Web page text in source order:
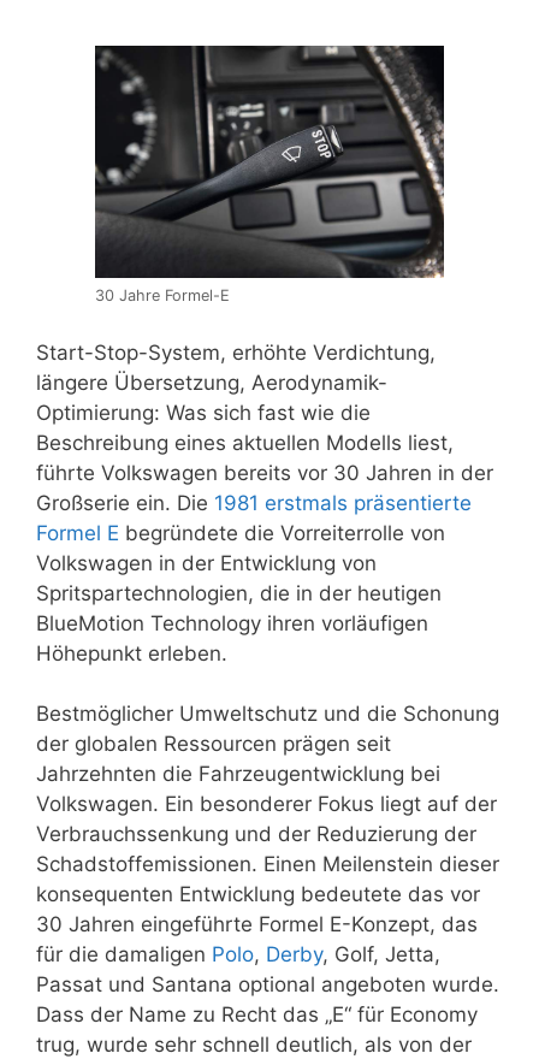
30 Jahre Formel-E
Start-Stop-System, erhöhte Verdichtung,
längere Übersetzung, Aerodynamik-
Optimierung: Was sich fast wie die
Beschreibung eines aktuellen Modells liest,
führte Volkswagen bereits vor 30 Jahren in der
Großserie ein. Die 1981 erstmals präsentierte
Formel E begründete die Vorreiterrolle von
Volkswagen in der Entwicklung von
Spritspartechnologien, die in der heutigen
BlueMotion Technology ihren vorläufigen
Höhepunkt erleben.
Bestmöglicher Umweltschutz und die Schonung
der globalen Ressourcen prägen seit
Jahrzehnten die Fahrzeugentwicklung bei
Volkswagen. Ein besonderer Fokus liegt auf der
Verbrauchssenkung und der Reduzierung der
Schadstoffemissionen. Einen Meilenstein dieser
konsequenten Entwicklung bedeutete das vor
30 Jahren eingeführte Formel E-Konzept, das
für die damaligen Polo, Derby, Golf, Jetta,
Passat und Santana optional angeboten wurde.
Dass der Name zu Recht das „E“ für Economy
trug, wurde sehr schnell deutlich, als von der